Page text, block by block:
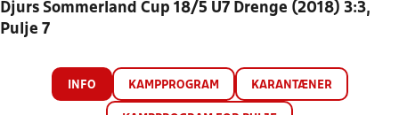
Djurs Sommerland Cup 18/5 U7 Drenge (2018) 3:3,
Pulje 7
INFO KAMPPROGRAM KARANTÆNER